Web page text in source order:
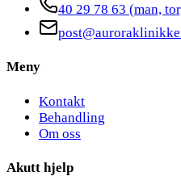
40 29 78 63 (man,
Meny
Kontakt
Behandling
Om oss
Akutt hjelp